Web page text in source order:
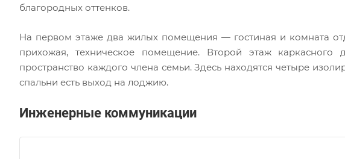
благородных оттенков.
На первом этаже два жилых помещения — гостиная и комната
прихожая, техническое помещение. Второй этаж
пространство каждого члена семьи. Здесь находятся четыре
спальни есть выход на лоджию.
Инженерные коммуникации